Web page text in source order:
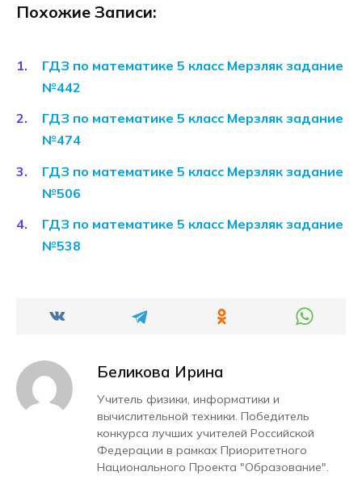
Похожие Записи:
ГДЗ по математике 5 класс Мерзляк задание
№442
ГДЗ по математике 5 класс Мерзляк задание
№474
ГДЗ по математике 5 класс Мерзляк задание
№506
ГДЗ по математике 5 класс Мерзляк задание
№538
Беликова Ирина
Учитель физики, информатики и
вычислительной техники. Победитель
конкурса лучших учителей Российской
Федерации в рамках Приоритетного
Национального Проекта "Образование".